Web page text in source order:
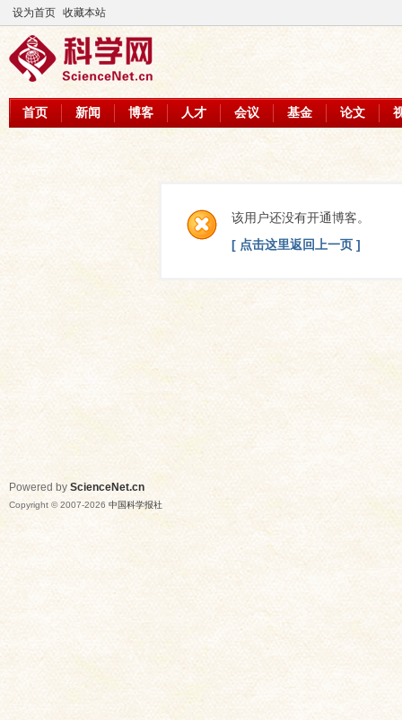
设为首页 收藏本站
首页 新闻 博客 人才 会议 基金 论文
该用户还没有开通博客。
[ 点击这里返回上一页 ]
Powered by ScienceNet.cn
Copyright © 2007-2026 中国科学报社